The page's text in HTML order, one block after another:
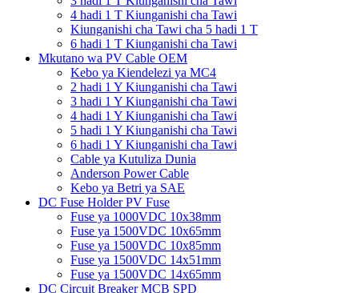
4 hadi 1 T Kiunganishi cha Tawi
Kiunganishi cha Tawi cha 5 hadi 1 T
6 hadi 1 T Kiunganishi cha Tawi
Mkutano wa PV Cable OEM
Kebo ya Kiendelezi ya MC4
2 hadi 1 Y Kiunganishi cha Tawi
3 hadi 1 Y Kiunganishi cha Tawi
4 hadi 1 Y Kiunganishi cha Tawi
5 hadi 1 Y Kiunganishi cha Tawi
6 hadi 1 Y Kiunganishi cha Tawi
Cable ya Kutuliza Dunia
Anderson Power Cable
Kebo ya Betri ya SAE
DC Fuse Holder PV Fuse
Fuse ya 1000VDC 10x38mm
Fuse ya 1500VDC 10x65mm
Fuse ya 1500VDC 10x85mm
Fuse ya 1500VDC 14x51mm
Fuse ya 1500VDC 14x65mm
DC Circuit Breaker MCB SPD